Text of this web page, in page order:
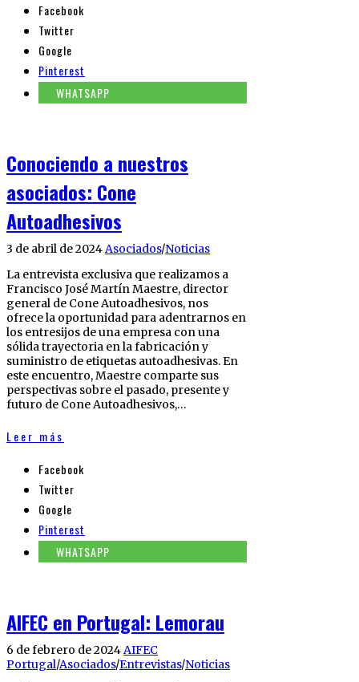
Facebook
Twitter
Google
Pinterest
WHATSAPP
Conociendo a nuestros
asociados: Cone
Autoadhesivos
3 de abril de 2024Asociados/Noticias
La entrevista exclusiva que realizamos a
Francisco José Martín Maestre, director
general de Cone Autoadhesivos, nos
ofrece la oportunidad para adentrarnos en
los entresijos de una empresa con una
sólida trayectoria en la fabricación y
suministro de etiquetas autoadhesivas. En
este encuentro, Maestre comparte sus
perspectivas sobre el pasado, presente y
futuro de Cone Autoadhesivos,…
Leer más
Facebook
Twitter
Google
Pinterest
WHATSAPP
AIFEC en Portugal: Lemorau
6 de febrero de 2024AIFEC
Portugal/Asociados/Entrevistas/Noticias